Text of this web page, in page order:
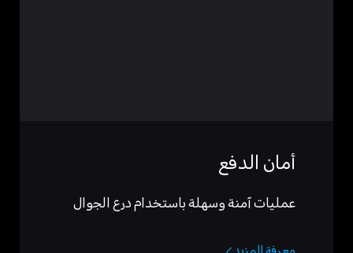
أمان الدفع
عمليات آمنة وسهلة باستخدام درع الجوال